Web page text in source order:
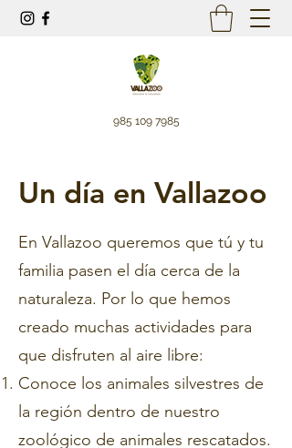
985 109 7985
Un día en Vallazoo
En Vallazoo queremos que tú y tu
familia pasen el día cerca de la
naturaleza. Por lo que hemos
creado muchas actividades para
que disfruten al aire libre:
Conoce los animales silvestres de
la región dentro de nuestro
zoológico de animales rescatados.